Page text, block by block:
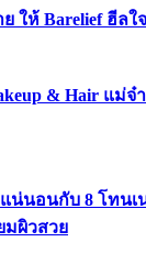
ให้ Barelief ฮีลใ
& Hair แม่
แน่นอนกับ 8 โทน
มผิวสวย